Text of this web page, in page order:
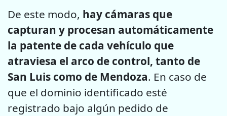
De este modo, hay cámaras que
capturan y procesan automáticamente
la patente de cada vehículo que
atraviesa el arco de control, tanto de
San Luis como de Mendoza. En caso de
que el dominio identificado esté
registrado bajo algún pedido de